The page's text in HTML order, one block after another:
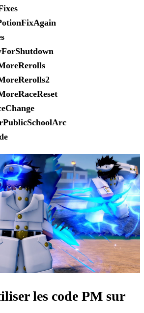
les code PM sur